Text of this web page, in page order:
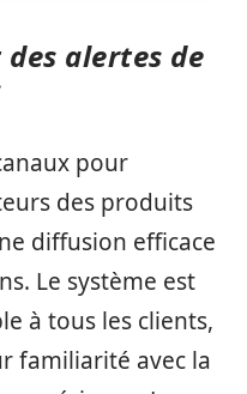
alertes de
pour
des produits
diffusion efficace
Le système est
à tous les clients,
familiarité avec la